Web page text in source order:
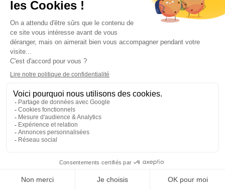
3 étapespour
commencer à agir
Confirmez votre identité et celle de
Prendre en photo vos documents d’identité valides
et les justificatifs de votre entreprise